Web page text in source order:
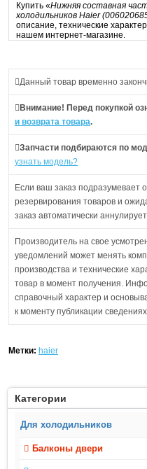
Категории
Для холодильников
Балконы двери
Купить «Нижняя составная
холодильников Haier
описание, технические
нашем интернет-магазине.
Данный товар временно
Внимание! Перед покупкой
и возврата товара.
Запчасти подбираются по
узнать модель?
Если ваш заказ подразумевает
резервирования товаров и
заказ автоматически
Производитель на свое
уведомлений может менять
производства и технические
товар в момент получения.
справочный характер и
к моменту публикации
Метки: haier